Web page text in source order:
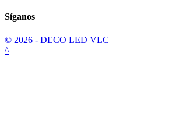
Síganos
© 2026 - DECO LED VLC
^